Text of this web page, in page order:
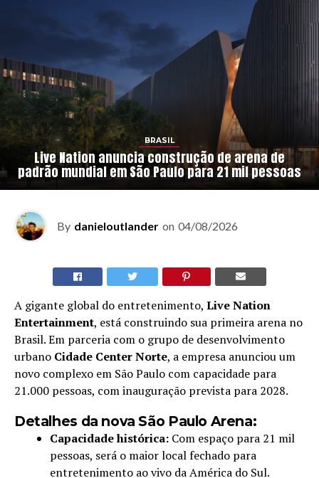
BRASIL
Live Nation anuncia construção de arena de
padrão mundial em São Paulo para 21 mil pessoas
By danieloutlander on 04/08/2026
A gigante global do entretenimento, Live Nation
Entertainment, está construindo sua primeira arena no
Brasil. Em parceria com o grupo de desenvolvimento
urbano Cidade Center Norte, a empresa anunciou um
novo complexo em São Paulo com capacidade para
21.000 pessoas, com inauguração prevista para 2028.
Detalhes da nova São Paulo Arena:
Capacidade histórica: Com espaço para 21 mil
pessoas, será o maior local fechado para
entretenimento ao vivo da América do Sul.